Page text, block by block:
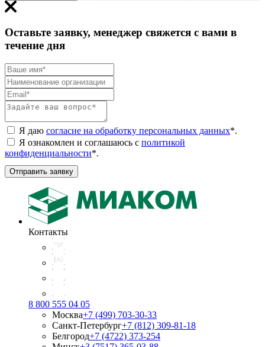
Оставьте заявку, менеджер свяжется с вами в
течение дня
Я даю согласие на обработку персональных данных*.
Я ознакомлен и соглашаюсь с политикой
конфиденциальности*.
Отправить заявку
Контакты
8 800 555 04 05
Москва+7 (499) 703-30-33
Санкт-Петербург+7 (812) 309-81-18
Белгород+7 (4722) 373-254